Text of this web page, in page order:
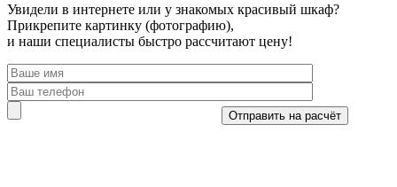
Увидели в интернете или у знакомых красивый шкаф?
Прикрепите картинку (фотографию),
и наши специалисты быстро рассчитают цену!